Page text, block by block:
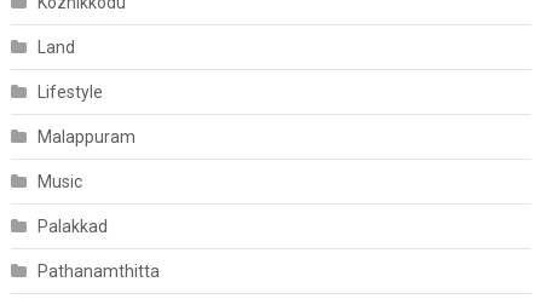
Land
Lifestyle
Malappuram
Music
Palakkad
Pathanamthitta